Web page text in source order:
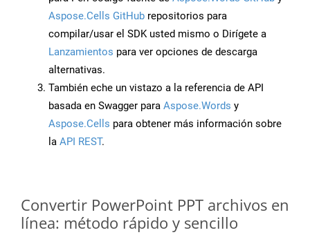
Aspose.Cells GitHub repositorios para
compilar/usar el SDK usted mismo o Dirígete a
Lanzamientos para ver opciones de descarga
alternativas.
También eche un vistazo a la referencia de API
basada en Swagger para Aspose.Words y
Aspose.Cells para obtener más información sobre
la API REST.
Convertir PowerPoint PPT archivos en
línea: método rápido y sencillo